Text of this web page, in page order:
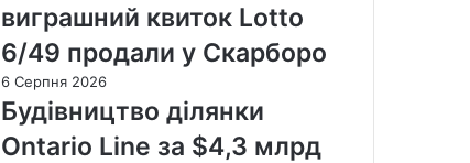
виграшний квиток Lotto
6/49 продали у Скарборо
6 Серпня 2026
Будівництво ділянки
Ontario Line за $4,3 млрд